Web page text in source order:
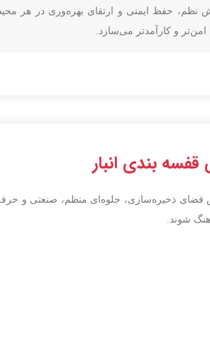
نظم، حفظ ایمنی و ارتقای بهره‌وری در هر
امن‌تر و کارآمدتر می‌سازد.
بندی انبار
فضای ذخیره‌سازی، جلوه‌ای منظم، صنعتی و
شوند.